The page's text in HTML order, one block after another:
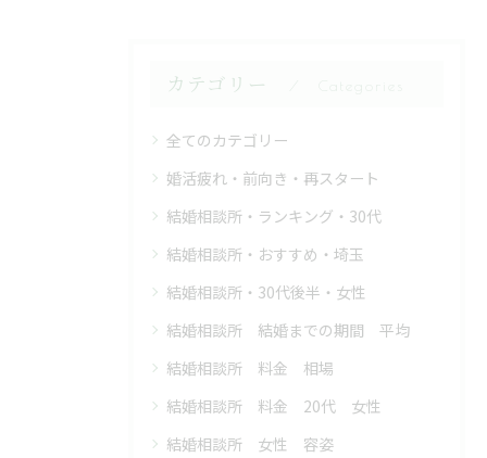
カテゴリー
全てのカテゴリー
婚活疲れ・前向き・再スタート
結婚相談所・ランキング・30代
結婚相談所・おすすめ・埼玉
結婚相談所・30代後半・女性
結婚相談所 結婚までの期間 平均
結婚相談所 料金 相場
結婚相談所 料金 20代 女性
結婚相談所 女性 容姿